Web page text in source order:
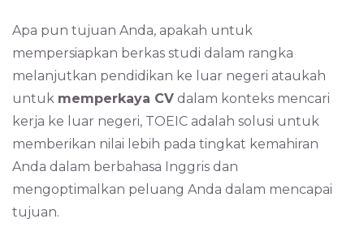
Apa pun tujuan Anda, apakah untuk
mempersiapkan berkas studi dalam rangka
melanjutkan pendidikan ke luar negeri ataukah
untuk memperkaya CVdalam konteks mencari
kerja ke luar negeri, TOEIC adalah solusi untuk
memberikan nilai lebih pada tingkat kemahiran
Anda dalam berbahasa Inggris dan
mengoptimalkan peluang Anda dalam mencapai
tujuan.